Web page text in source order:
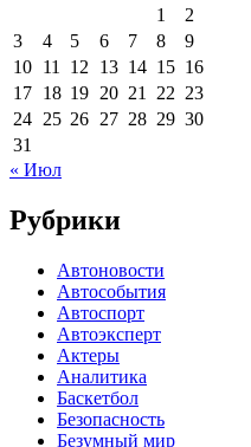
1
2
3
4 5 6 7 8
9
10 11 12 13 14 15 16
17 18 19 20 21 22 23
24 25 26 27 28 29 30
31
« Июл
Рубрики
Автоновости
Автособытия
Автоспорт
Автоэксперт
Актеры
Аналитика
Баскетбол
Безопасность
Безумный мир